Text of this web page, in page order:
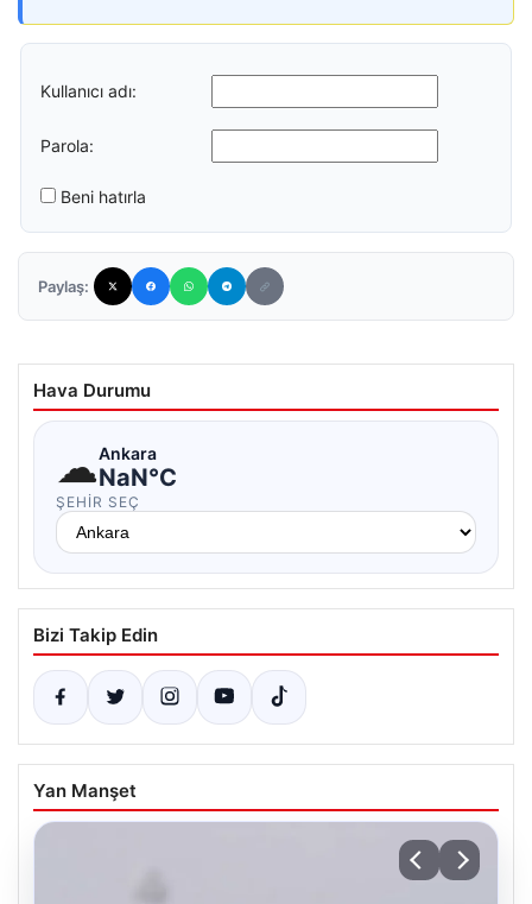
Kullanıcı adı:
Parola:
Beni hatırla
Paylaş:
Hava Durumu
☁Ankara
NaN°C
ŞEHIR SEÇ
Bizi Takip Edin
Yan Manşet